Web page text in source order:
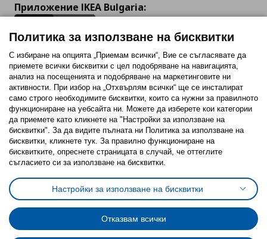
Приложение IKEA Bulgaria:
Последвайте ни:
FacebookTwitterYoutubePinterestInstagram
Политика за използване на бисквитки (Cookies)
Избор на настройки за използване на бисквитки
Условия за ползване на ikea.bgОбща политика за личните данни
Политика за защита на личните данни на ikea.bg
Общи условия на програма IKEA Family
Политика за защита на лични данни на програма IKEA Family
Политика за използване на бисквитки
С избиране на опцията „Приемам всички“, Вие се съгласявате да
приемете всички бисквитки с цел подобряване на навигацията,
анализ на посещенията и подобряване на маркетинговите ни
активности. При избор на „Отхвърлям всички“ ще се инсталират
само строго необходимитe бисквитки, които са нужни за правилното
функциониране на уебсайта ни. Можете да изберете кои категории
да приемете като кликнете на "Настройки за използване на
бисквитки". За да видите пълната ни Политика за използване на
бисквитки, кликнете тук. За правилно функциониране на
бисквитките, опреснете страницата в случай, че оттеглите
съгласието си за използване на бисквитки.
Настройки за използване на бисквитки
Отказвам всички